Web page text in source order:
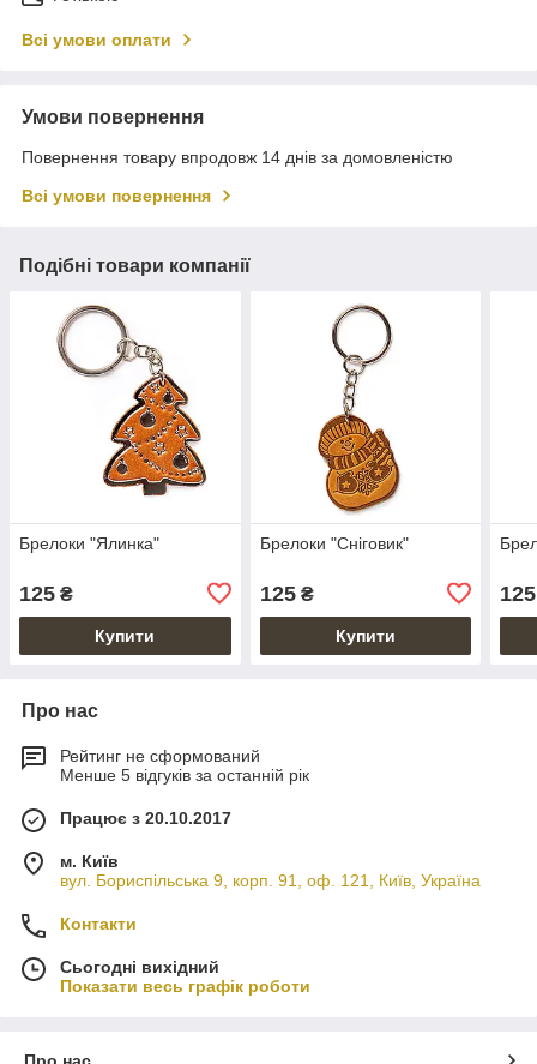
Всі умови оплати
Умови повернення
Повернення товару впродовж 14 днів за домовленістю
Всі умови повернення
Подібні товари компанії
Брелоки "Ялинка"
125 ₴
Купити
Брелоки "Сніговик"
125₴
Купити
125
Про нас
Рейтинг не сформований
Менше 5 відгуків за останній рік
Працює з 20.10.2017
м. Київ
вул. Бориспільська 9, корп. 91, оф. 121, Київ, Україна
Контакти
Сьогодні вихідний
Показати весь графік роботи